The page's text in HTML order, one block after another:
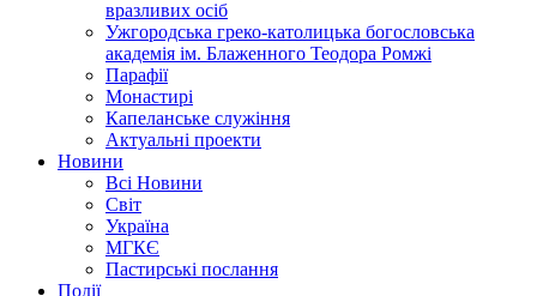
вразливих осіб
Ужгородська греко-католицька богословська
академія ім. Блаженного Теодора Ромжі
Парафії
Монастирі
Капеланське служіння
Актуальні проекти
Новини
Всі Новини
Світ
Україна
МГКЄ
Пастирські послання
Події